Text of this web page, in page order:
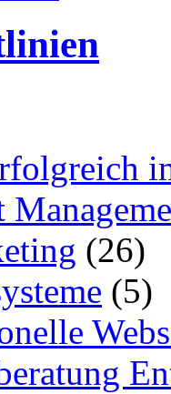
(26)
(5)